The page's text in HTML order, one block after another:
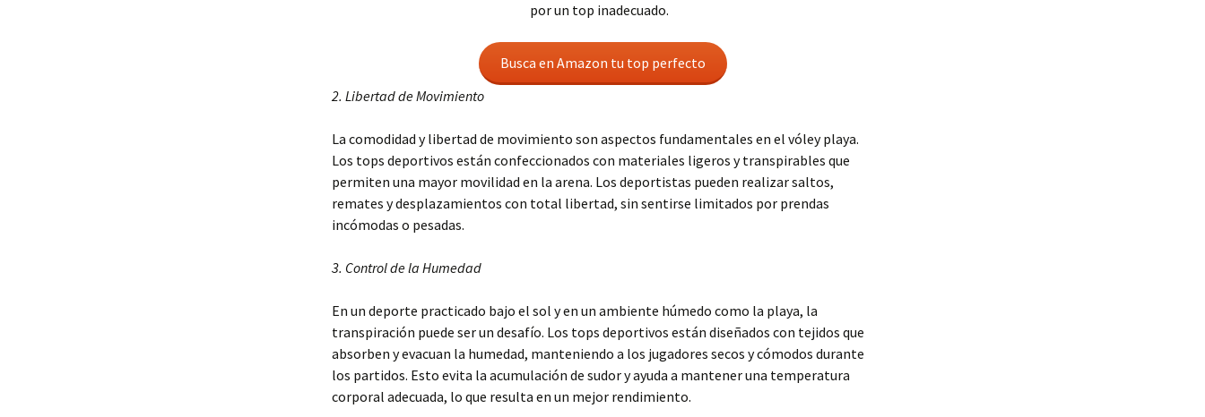
por un top inadecuado.
Busca en Amazon tu top perfecto
2. Libertad de Movimiento
La comodidad y libertad de movimiento son aspectos fundamentales en el vóley playa.
Los tops deportivos están confeccionados con materiales ligeros y transpirables que
permiten una mayor movilidad en la arena. Los deportistas pueden realizar saltos,
remates y desplazamientos con total libertad, sin sentirse limitados por prendas
incómodas o pesadas.
3. Control de la Humedad
En un deporte practicado bajo el sol y en un ambiente húmedo como la playa, la
transpiración puede ser un desafío. Los tops deportivos están diseñados con tejidos que
absorben y evacuan la humedad, manteniendo a los jugadores secos y cómodos durante
los partidos. Esto evita la acumulación de sudor y ayuda a mantener una temperatura
corporal adecuada, lo que resulta en un mejor rendimiento.